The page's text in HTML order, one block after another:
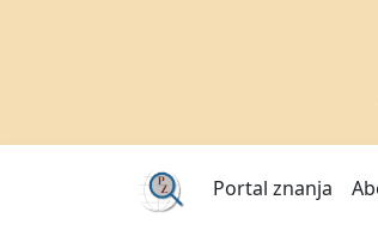
Portal znanja